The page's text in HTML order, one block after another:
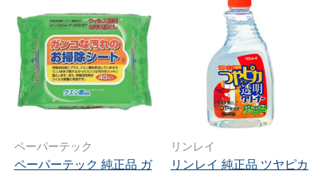
ペーパーテック
ペーパーテック 純正品 ガ
リンレイ
リンレイ 純正品 ツヤピカ